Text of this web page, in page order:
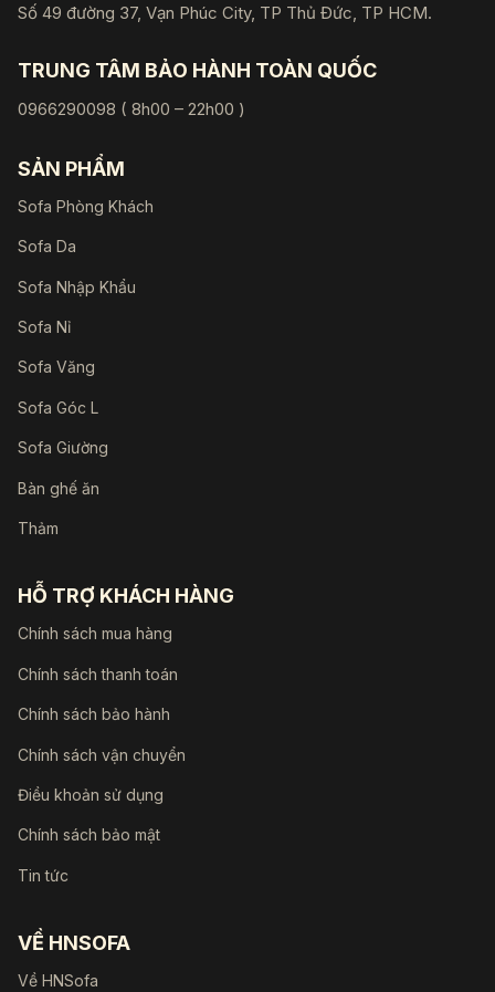
Số 49 đường 37, Vạn Phúc City, TP Thủ Đức, TP HCM.
TRUNG TÂM BẢO HÀNH TOÀN QUỐC
0966290098 ( 8h00 – 22h00 )
SẢN PHẨM
Sofa Phòng Khách
Sofa Da
Sofa Nhập Khẩu
Sofa Nỉ
Sofa Văng
Sofa Góc L
Sofa Giường
Bàn ghế ăn
Thảm
HỖ TRỢ KHÁCH HÀNG
Chính sách mua hàng
Chính sách thanh toán
Chính sách bảo hành
Chính sách vận chuyển
Điều khoản sử dụng
Chính sách bảo mật
Tin tức
VỀ HNSOFA
Về HNSofa